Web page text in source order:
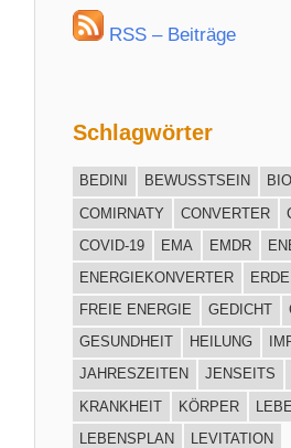
RSS – Beiträge
Schlagwörter
BEDINI BEWUSSTSEIN
COMIRNATY
CONVERTER
COVID-19
EMA EMDR
ENERGIEKONVERTER
ERDE
FREIE ENERGIE
GEDICHT
GESUNDHEIT
HEILUNG
JAHRESZEITEN
JENSEITS
KRANKHEIT
KÖRPER
LEBENSPLAN
LEVITATION